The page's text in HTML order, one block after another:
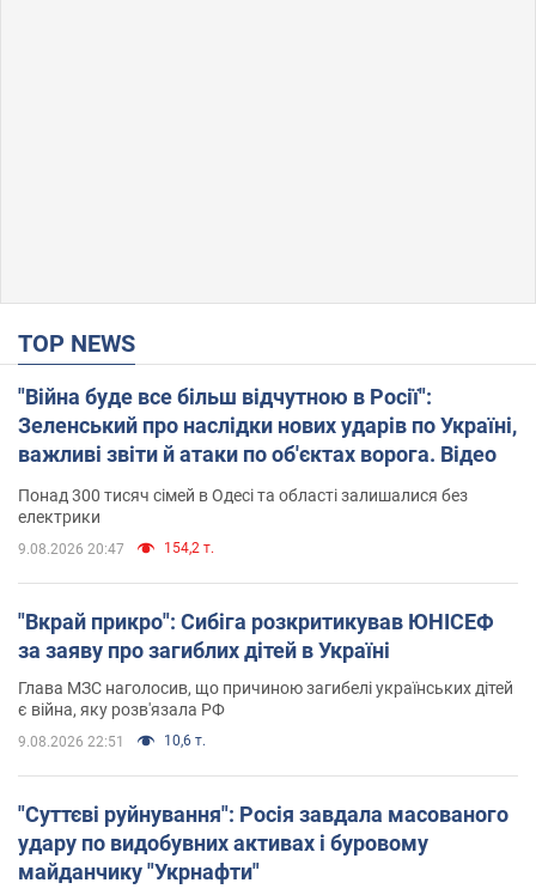
TOP NEWS
"Війна буде все більш відчутною в Росії":
Зеленський про наслідки нових ударів по Україні,
важливі звіти й атаки по об'єктах ворога. Відео
Понад 300 тисяч сімей в Одесі та області залишалися без
електрики
9.08.2026 20:47 154,2 т.
"Вкрай прикро": Сибіга розкритикував ЮНІСЕФ
за заяву про загиблих дітей в Україні
Глава МЗС наголосив, що причиною загибелі українських дітей
є війна, яку розв'язала РФ
9.08.2026 22:51 10,6 т.
"Суттєві руйнування": Росія завдала масованого
удару по видобувних активах і буровому
майданчику "Укрнафти"